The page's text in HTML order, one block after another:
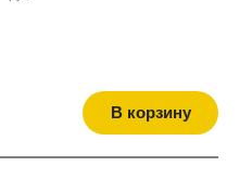
В корзину